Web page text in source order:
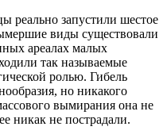
реально запустили шестое
виды существовали
ареалах малых
так называемые
ролью. Гибель
но никакого
вымирания она не
никак не пострадали.